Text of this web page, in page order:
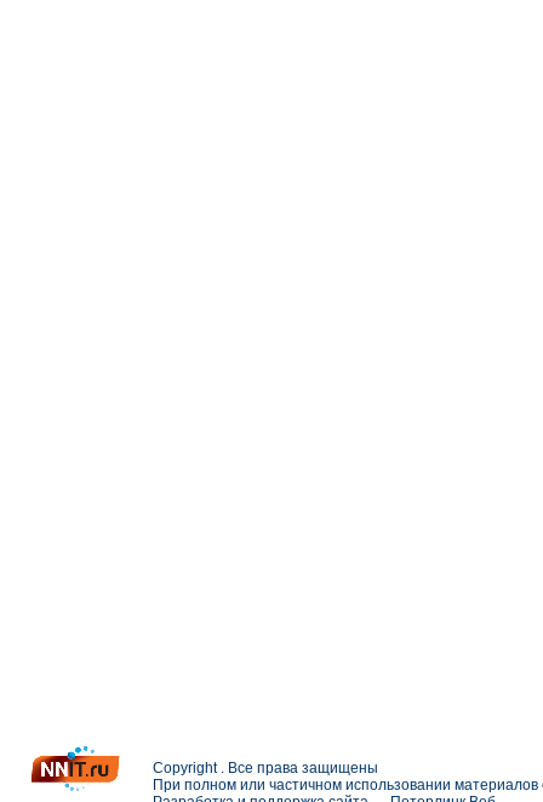
Copyright . Все права защищены
При полном или частичном использовании